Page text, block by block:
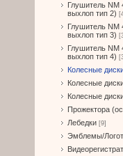
Глушитель NM
выхлоп тип 2)
Глушитель NM
выхлоп тип 3)
Глушитель NM
выхлоп тип 4)
Колесные
Колесные
Колесные
Прожектора
Лебедки [9]
Эмблемы/